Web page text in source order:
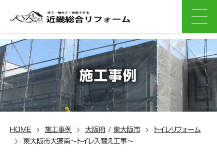
施工事例
HOME 施工事例 大阪府/東大阪市
トイレリフォーム
東大阪市大蓮南～トイレ入替え工事～